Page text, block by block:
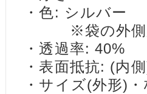
・色: シルバー
※袋の外側か
・透過率: 40%
・表面抵抗: (内
・サイズ(外形)